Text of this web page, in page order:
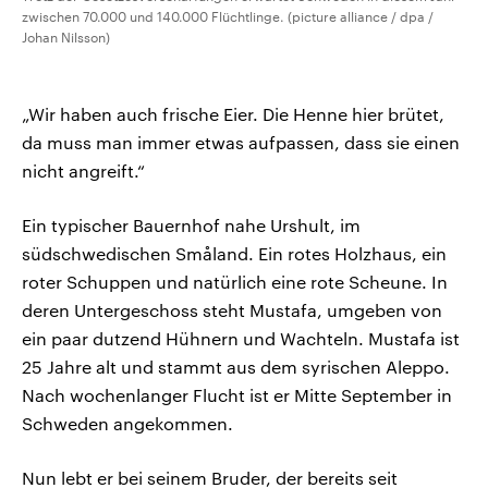
zwischen 70.000 und 140.000 Flüchtlinge. (picture alliance / dpa /
Johan Nilsson)
„Wir haben auch frische Eier. Die Henne hier brütet,
da muss man immer etwas aufpassen, dass sie einen
nicht angreift.“
Ein typischer Bauernhof nahe Urshult, im
südschwedischen Småland. Ein rotes Holzhaus, ein
roter Schuppen und natürlich eine rote Scheune. In
deren Untergeschoss steht Mustafa, umgeben von
ein paar dutzend Hühnern und Wachteln. Mustafa ist
25 Jahre alt und stammt aus dem syrischen Aleppo.
Nach wochenlanger Flucht ist er Mitte September in
Schweden angekommen.
Nun lebt er bei seinem Bruder, der bereits seit